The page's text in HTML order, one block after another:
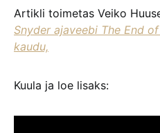
Artikli toimetas Veiko
Snyder ajaveebi The End
kaudu,
Kuula ja loe lisaks: